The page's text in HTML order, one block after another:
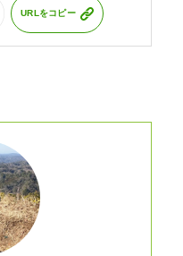
URLをコピー